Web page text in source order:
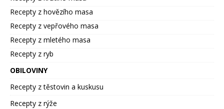
Recepty z hovězího masa
Recepty z vepřového masa
Recepty z mletého masa
Recepty z ryb
OBILOVINY
Recepty z těstovin a kuskusu
Recepty z rýže